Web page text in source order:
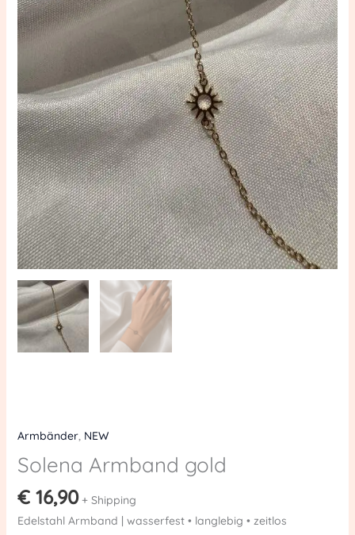
Armbänder, NEW
Solena Armband gold
€16,90 + Shipping
Edelstahl Armband | wasserfest • langlebig • zeitlos